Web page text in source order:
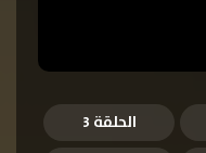
الحلقة 3